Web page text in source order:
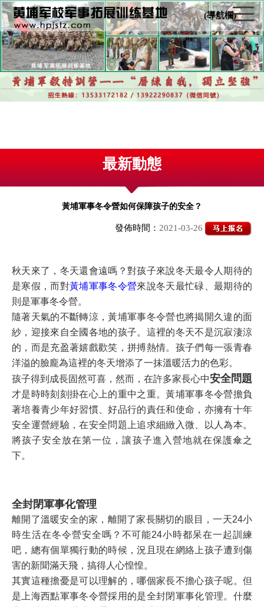
(導航欄)
最新動態
黃埔軍事冬令營如何保障孩子的安全？
發佈時間： 2021-03-26
秋天來了，冬天還會遠嗎？對孩子來說冬天最令人期待的
是寒假，而對黃埔軍事冬令營來說冬天最忙碌、最期待的
則是軍事冬令營。
隨著天氣的不斷轉涼，黃埔軍事冬令營也將揭開久違的面
紗，迎接來自全國各地的孩子。這裡的冬天不是沉寂淒涼
的，而是充盈著嬉戲歡笑，拼搏熱情。孩子們每一張青春
洋溢的臉龐為這裡的冬天增添了一抹溫暖活力的色彩。
孩子得到成長固然可喜，然而，在許多家長心中安全問題
才是時時刻刻掛在心上的重中之重。黃埔軍事冬令營擔負
著培養青少年好習慣、好品行的責任和使命，亦擁有十年
安全運營經驗，在安全問題上追求細緻入微、以人為本。
將孩子安全放在第一位，讓孩子進入營地就在保護傘之
下。
全封閉軍事化管理
離開了溫暖安全的家，離開了家長關切的眼目，一天24小
時生活在冬令營安全嗎？不可能24小時都呆在一起訓練
吧，總有個單獨行動的時候，況且現在網絡上孩子遭到傷
害的新聞滿天飛，搞得人心惶惶。
其實這種擔憂是可以理解的，哪個家長不擔心孩子呢。但
是上海西點軍事冬令營採用的是全封閉軍事化管理。什麼